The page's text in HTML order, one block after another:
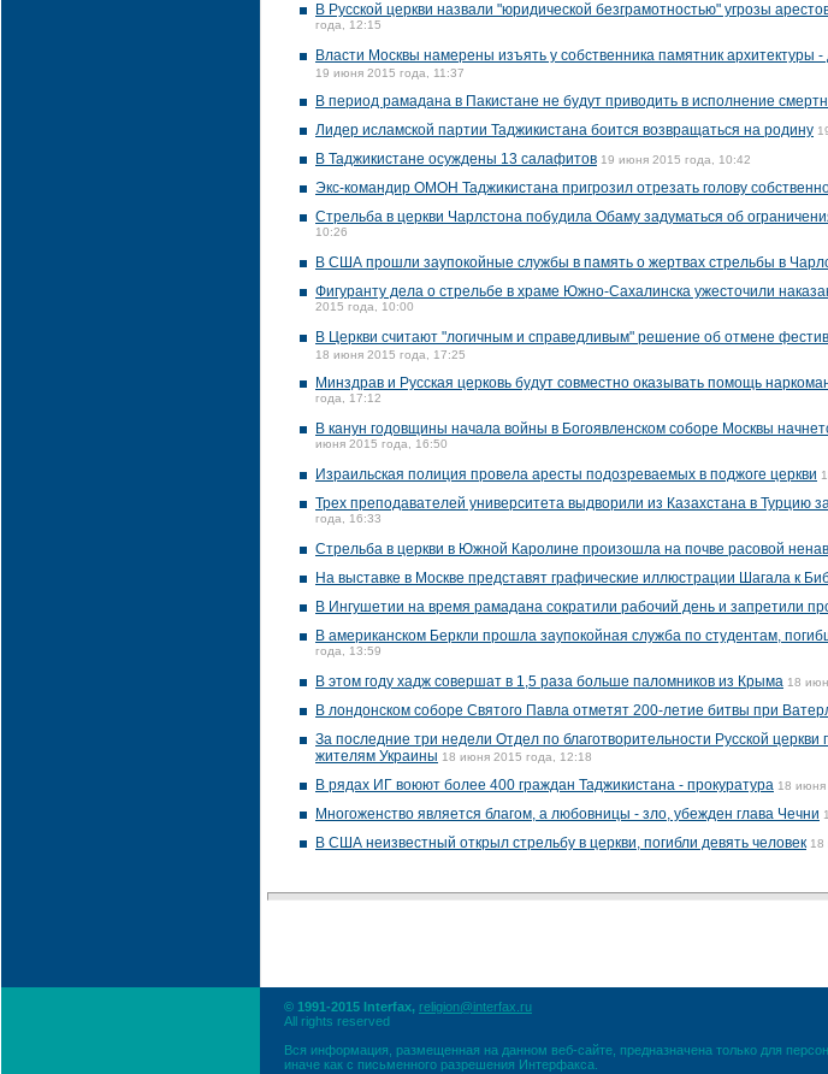
В Русской церкви назвали "юридической безграмотностью" угрозы
года, 12:15
Власти Москвы намерены изъять у собственника памятник архитектуры
19 июня 2015 года, 11:37
В период рамадана в Пакистане не будут приводить в исполнение
Лидер исламской партии Таджикистана боится возвращаться на родину
В Таджикистане осуждены 13 салафитов 19 июня 2015 года, 10:42
Экс-командир ОМОН Таджикистана пригрозил отрезать голову
Стрельба в церкви Чарлстона побудила Обаму задуматься об
10:26
В США прошли заупокойные службы в память о жертвах стрельбы в
Фигуранту дела о стрельбе в храме Южно-Сахалинска ужесточили
2015 года, 10:00
В Церкви считают "логичным и справедливым" решение об отмене
18 июня 2015 года, 17:25
Минздрав и Русская церковь будут совместно оказывать помощь
года, 17:12
В канун годовщины начала войны в Богоявленском соборе Москвы
июня 2015 года, 16:50
Израильская полиция провела аресты подозреваемых в поджоге церкви
Трех преподавателей университета выдворили из Казахстана в Турцию
года, 16:33
Стрельба в церкви в Южной Каролине произошла на почве расовой
На выставке в Москве представят графические иллюстрации Шагала к
В Ингушетии на время рамадана сократили рабочий день и запретили
В американском Беркли прошла заупокойная служба по студентам,
года, 13:59
В этом году хадж совершат в 1,5 раза больше паломников из Крыма 18
В лондонском соборе Святого Павла отметят 200-летие битвы при
За последние три недели Отдел по благотворительности Русской
жителям Украины 18 июня 2015 года, 12:18
В рядах ИГ воюют более 400 граждан Таджикистана - прокуратура 18 июня
Многоженство является благом, а любовницы - зло, убежден глава Чечни
В США неизвестный открыл стрельбу в церкви, погибли девять человек 18
© 1991-2015 Interfax, religion@interfax.ru
All rights reserved
Вся информация, размещенная на данном веб-сайте, предназначена только для
иначе как с письменного разрешения Интерфакса.